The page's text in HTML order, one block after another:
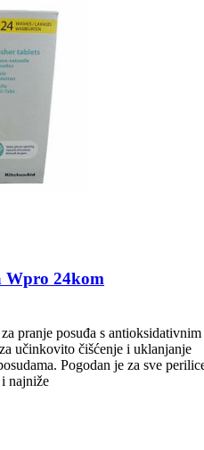
Wpro 24kom
pranje posuđa s antioksidativnim
učinkovito čišćenje i uklanjanje
Pogodan je za sve
najniže